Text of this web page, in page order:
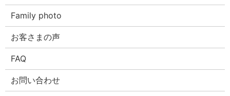
Family photo
お客さまの声
FAQ
お問い合わせ